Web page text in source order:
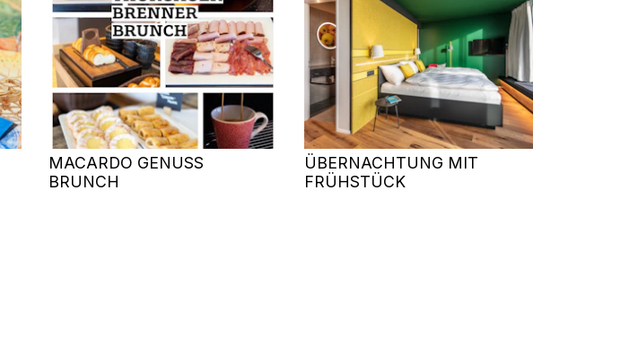
MACARDO GENUSS
BRUNCH
ÜBERNACHTUNG MIT
FRÜHSTÜCK